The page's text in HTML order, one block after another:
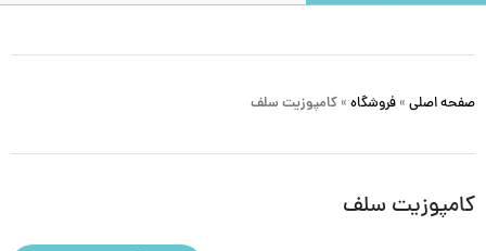
صفحه اصلی » فروشگاه » کامپوزیت سلف
کامپوزیت سلف